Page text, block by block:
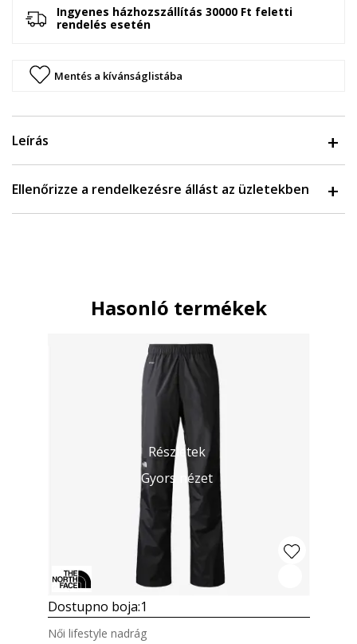
Ingyenes házhozszállítás 30000 Ft feletti
rendelés esetén
Mentés a kívánságlistába
Leírás
Ellenőrizze a rendelkezésre állást az üzletekben
Hasonló termékek
Részletek
Gyors nézet
Dostupno boja:1
Női lifestyle nadrág